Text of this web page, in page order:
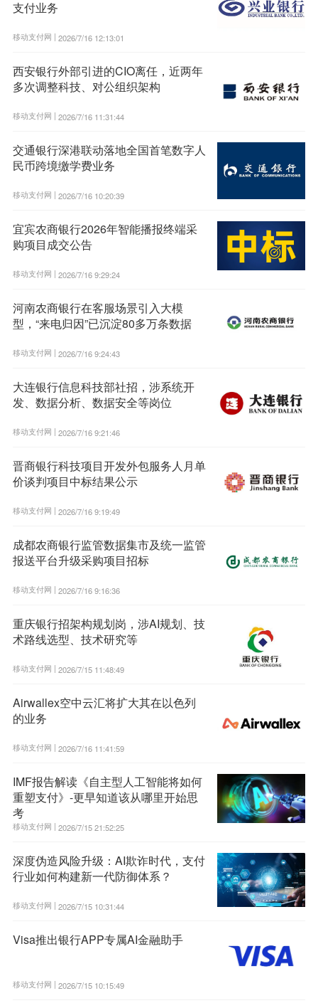
支付业务
移动支付网 | 2026/7/16 12:13:01
西安银行外部引进的CIO离任，近两年
多次调整科技、对公组织架构
移动支付网 | 2026/7/16 11:31:44
交通银行深港联动落地全国首笔数字人
民币跨境缴学费业务
移动支付网 | 2026/7/16 10:20:39
宜宾农商银行2026年智能播报终端采
购项目成交公告
移动支付网 | 2026/7/16 9:29:24
河南农商银行在客服场景引入大模
型，“来电归因”已沉淀80多万条数据
移动支付网 | 2026/7/16 9:24:43
大连银行信息科技部社招，涉系统开
发、数据分析、数据安全等岗位
移动支付网 | 2026/7/16 9:21:46
晋商银行科技项目开发外包服务人月单
价谈判项目中标结果公示
移动支付网 | 2026/7/16 9:19:49
成都农商银行监管数据集市及统一监管
报送平台升级采购项目招标
移动支付网 | 2026/7/16 9:16:36
重庆银行招架构规划岗，涉AI规划、技
术路线选型、技术研究等
移动支付网 | 2026/7/15 11:48:49
Airwallex空中云汇将扩大其在以色列
的业务
移动支付网 | 2026/7/16 11:41:59
IMF报告解读《自主型人工智能将如何
重塑支付》-更早知道该从哪里开始思
考
移动支付网 | 2026/7/15 21:52:25
深度伪造风险升级：AI欺诈时代，支付
行业如何构建新一代防御体系？
移动支付网 | 2026/7/15 10:31:44
Visa推出银行APP专属AI金融助手
移动支付网 | 2026/7/15 10:15:49